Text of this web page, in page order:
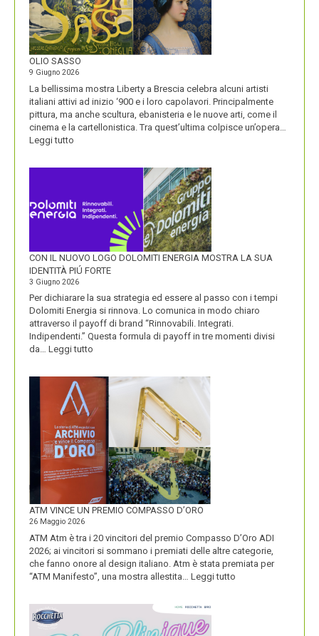
E
LA
VISIONE
ALL’ORIGINE
DI
NOME
OLIO SASSO
9 Giugno 2026
La bellissima mostra Liberty a Brescia celebra alcuni artisti
italiani attivi ad inizio ‘900 e i loro capolavori. Principalmente
pittura, ma anche scultura, ebanisteria e le nuove arti, come il
cinema e la cartellonistica. Tra quest’ultima colpisce un’opera…
Leggi tutto
CON IL NUOVO LOGO DOLOMITI ENERGIA MOSTRA LA SUA
IDENTITÀ PIÚ FORTE
3 Giugno 2026
Per dichiarare la sua strategia ed essere al passo con i tempi
Dolomiti Energia si rinnova. Lo comunica in modo chiaro
attraverso il payoff di brand “Rinnovabili. Integrati.
Indipendenti.” Questa formula di payoff in tre momenti divisi
da… Leggi tutto
IL
NUOVO
LOGO
DOLOMITI
ENERGIA
MOSTRA
LA
SUA
IDENTITÀ
FORTE
ATM VINCE UN PREMIO COMPASSO D’ORO
26 Maggio 2026
ATM Atm è tra i 20 vincitori del premio Compasso D’Oro ADI
2026; ai vincitori si sommano i premiati delle altre categorie,
che fanno onore al design italiano. Atm è stata premiata per
“ATM Manifesto”, una mostra allestita… Leggi tutto